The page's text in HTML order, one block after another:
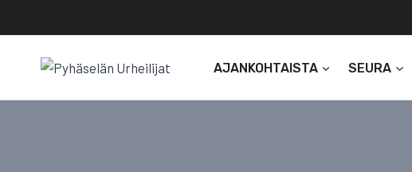
sisältöön
AJANKOHTAISTA SEURA